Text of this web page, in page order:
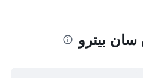
بيترو